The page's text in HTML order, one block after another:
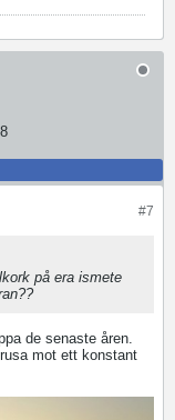
#7
på era ismete
de senaste åren.
mot ett konstant